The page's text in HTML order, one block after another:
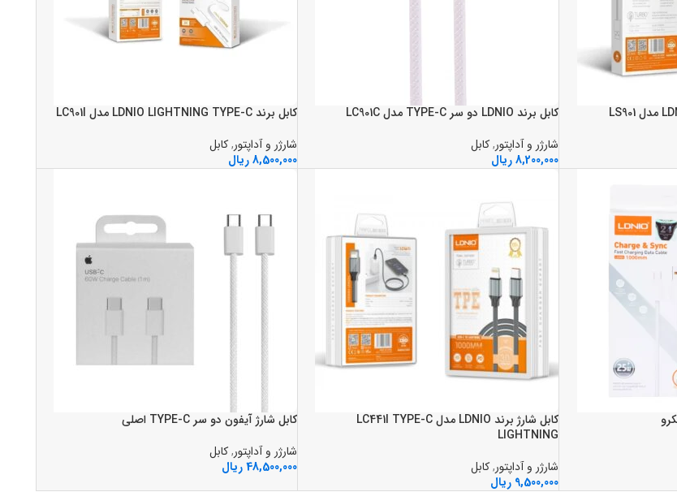
کابل برند LDNIO دو سر TYPE-C مدل LC901C
شارژر و آداپتور,کابل
8,200,000ریال
کابل برند LDNIO LIGHTNING TYPE-C مدل LC901I
شارژر و آداپتور,کابل
8,500,000ریال
کابل شارژ برند LDNIO مدل LC441I TYPE-C
LIGHTNING
شارژر و آداپتور,کابل
9,500,000 ریال
کابل شارژ آيفون دو سر TYPE-C اصلي
شارژر و آداپتور,کابل
48,500,000ریال